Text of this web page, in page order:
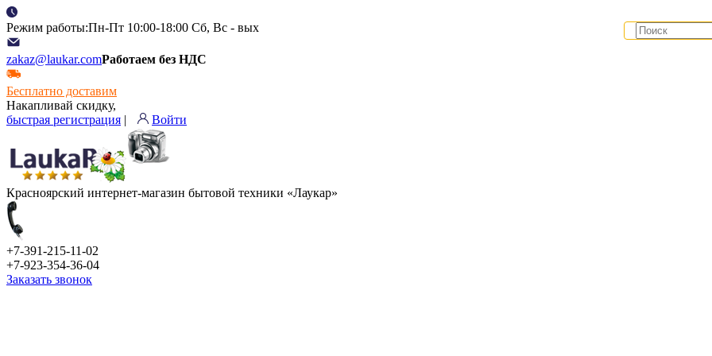
Режим работы:Пн-Пт 10:00-18:00 Сб, Вс - вых
zakaz@laukar.comРаботаем без НДС
Бесплатно доставим
Накапливай скидку,
быстрая регистрация | Войти
Красноярский интернет-магазин бытовой техники «Лаукар»
+7-391-215-11-02
+7-923-354-36-04
Заказать звонок